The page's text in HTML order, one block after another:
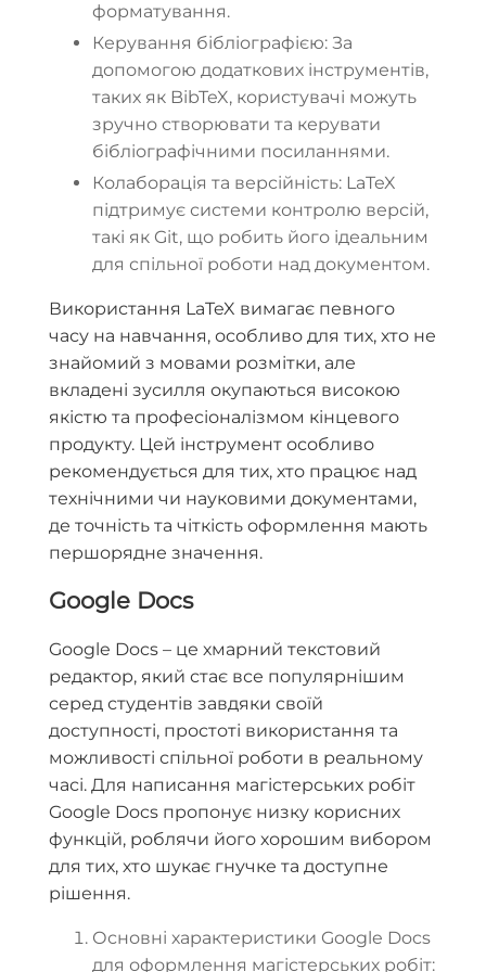
форматування.
Керування бібліографією: За
допомогою додаткових інструментів,
таких як BibTeX, користувачі можуть
зручно створювати та керувати
бібліографічними посиланнями.
Колаборація та версійність: LaTeX
підтримує системи контролю версій,
такі як Git, що робить його ідеальним
для спільної роботи над документом.
Використання LaTeX вимагає певного
часу на навчання, особливо для тих, хто не
знайомий з мовами розмітки, але
вкладені зусилля окупаються високою
якістю та професіоналізмом кінцевого
продукту. Цей інструмент особливо
рекомендується для тих, хто працює над
технічними чи науковими документами,
де точність та чіткість оформлення мають
першорядне значення.
Google Docs
Google Docs – це хмарний текстовий
редактор, який стає все популярнішим
серед студентів завдяки своїй
доступності, простоті використання та
можливості спільної роботи в реальному
часі. Для написання магістерських робіт
Google Docs пропонує низку корисних
функцій, роблячи його хорошим вибором
для тих, хто шукає гнучке та доступне
рішення.
Основні характеристики Google Docs
для оформлення магістерських робіт: